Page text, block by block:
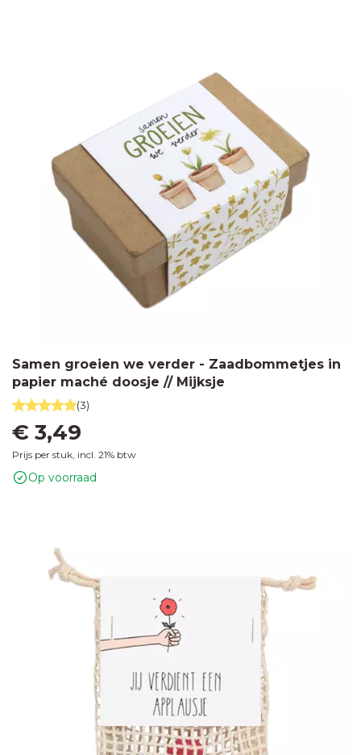
Samen groeien we verder - Zaadbommetjes in
papier maché doosje // Mijksje
(3)
€ 3,49
Prijs per stuk, incl. 21% btw
Op voorraad